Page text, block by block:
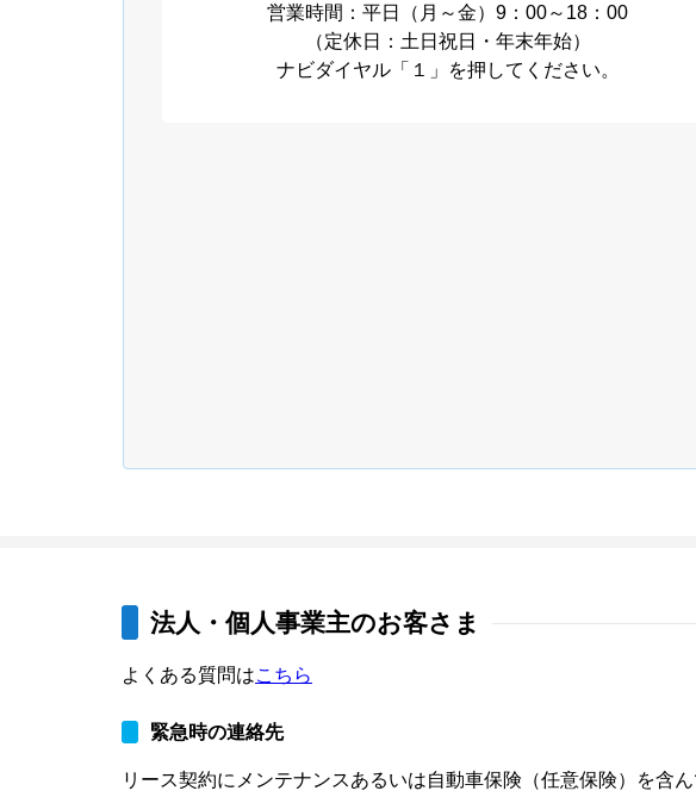
営業時間：平日（月～金）9：00～18：00
（定休日：土日祝日・年末年始）
ナビダイヤル「１」を押してください。
法人・個人事業主のお客さま
よくある質問はこちら
緊急時の連絡先
リース契約にメンテナンスあるいは自動車保険（任意保険）を含